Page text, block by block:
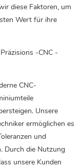
diese Faktoren, um
Wert für ihre
Präzisions -CNC -
CNC-
Unsere
ermöglichen es
und
Durch die Nutzung
unsere Kunden